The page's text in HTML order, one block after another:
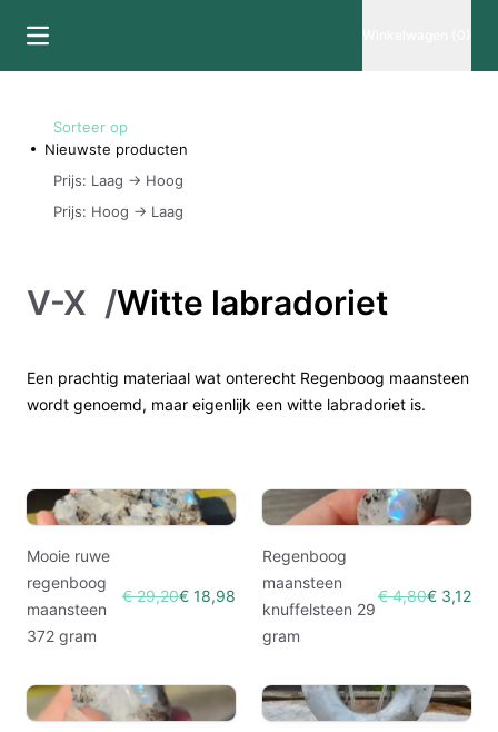
Sorteer op
Nieuwste producten
Prijs: Laag -> Hoog
Prijs: Hoog -> Laag
V-X /Witte labradoriet
Een prachtig materiaal wat onterecht Regenboog maansteen
wordt genoemd, maar eigenlijk een witte labradoriet is.
Mooie ruwe
regenboog
maansteen
372 gram
€ 29,20€ 18,98
Regenboog
maansteen
knuffelsteen 29
gram
€ 4,80€ 3,12